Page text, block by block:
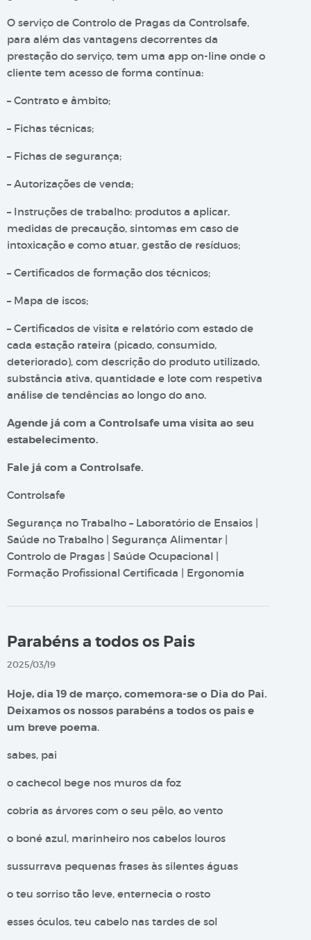
O serviço de Controlo de Pragas da Controlsafe,
para além das vantagens decorrentes da
prestação do serviço, tem uma app on-line onde o
cliente tem acesso de forma contínua:
– Contrato e âmbito;
– Fichas técnicas;
– Fichas de segurança;
– Autorizações de venda;
– Instruções de trabalho: produtos a aplicar,
medidas de precaução, sintomas em caso de
intoxicação e como atuar, gestão de resíduos;
– Certificados de formação dos técnicos;
– Mapa de iscos;
– Certificados de visita e relatório com estado de
cada estação rateira (picado, consumido,
deteriorado), com descrição do produto utilizado,
substância ativa, quantidade e lote com respetiva
análise de tendências ao longo do ano.
Agende já com a Controlsafe uma visita ao seu
estabelecimento.
Fale já com a Controlsafe.
Controlsafe
Segurança no Trabalho – Laboratório de Ensaios |
Saúde no Trabalho | Segurança Alimentar |
Controlo de Pragas | Saúde Ocupacional |
Formação Profissional Certificada | Ergonomia
Parabéns a todos os Pais
2025/03/19
Hoje, dia 19 de março, comemora-se o Dia do Pai.
Deixamos os nossos parabéns a todos os pais e
um breve poema.
sabes, pai
o cachecol bege nos muros da foz
cobria as árvores com o seu pêlo, ao vento
o boné azul, marinheiro nos cabelos louros
sussurrava pequenas frases às silentes águas
o teu sorriso tão leve, enternecia o rosto
esses óculos, teu cabelo nas tardes de sol